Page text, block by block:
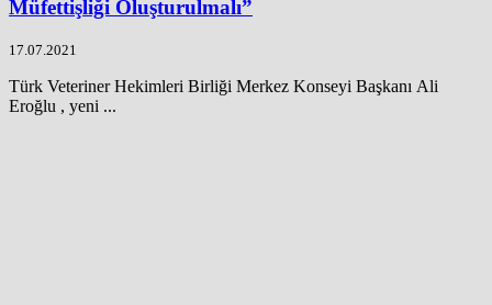
Müfettişliği Oluşturulmalı”
17.07.2021
Türk Veteriner Hekimleri Birliği Merkez Konseyi Başkanı Ali
Eroğlu , yeni ...